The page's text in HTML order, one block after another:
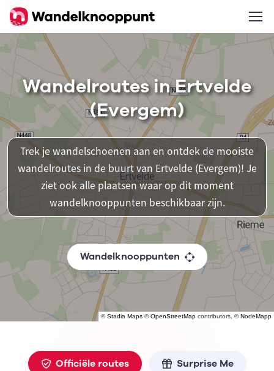
©Stadia Maps ©OpenStreetMap contributors, ©NodeMapp
Wandelroutes in Ertvelde
(Evergem)
Trek je wandelschoenen aan en ontdek de mooiste
wandelroutes in de buurt van Ertvelde (Evergem)! Je
ziet ook alle plaatsen waar op dit moment
wandelknooppunten beschikbaar zijn.
Wandelknooppunten
Officiële routes Surprise Me